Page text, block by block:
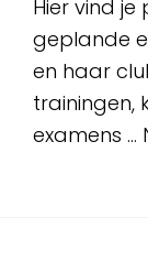
Hier vind
geplande
en haar
trainingen,
examens …